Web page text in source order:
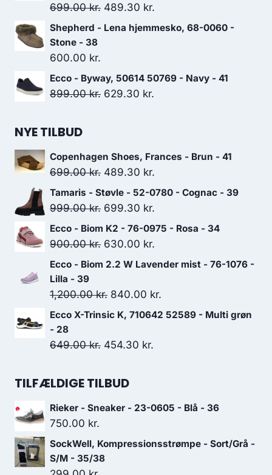
699.00kr. Den
oprindelige
699.00 kr..
489.30 kr.
aktuelle
489.30 kr..
Shepherd - Lena hjemmesko, 68-0060 -
Stone - 38
600.00 kr.
Ecco - Byway, 50614 50769 - Navy - 41
899.00kr. Den
899.00 kr..
629.30 kr.
629.30 kr..
NYE TILBUD
Copenhagen Shoes, Frances - Brun - 41
699.00kr. Den
oprindelige
pris
699.00 kr..
489.30 kr.
aktuelle
Tamaris - Støvle - 52-0780 - Cognac - 39
999.00kr. Den
oprindelige
pris
699.30 kr.
aktuelle
Ecco - Biom K2 - 76-0975 - Rosa - 34
900.00kr. Den
oprindelige
var:
900.00 kr..
630.00 kr.
aktuelle
er:
630.00 kr..
Ecco - Biom 2.2 W Lavender mist - 76-1076 -
Lilla - 39
1,200.00kr. Den
oprindelige
var:
840.00 kr.
aktuelle
Ecco X-Trinsic K, 710642 52589 - Multi grøn
- 28
649.00kr. Den
pris
649.00 kr..
454.30 kr.
454.30 kr..
TILFÆLDIGE TILBUD
Rieker - Sneaker - 23-0605 - Blå - 36
750.00 kr.
SockWell, Kompressionsstrømpe - Sort/Grå -
S/M - 35/38